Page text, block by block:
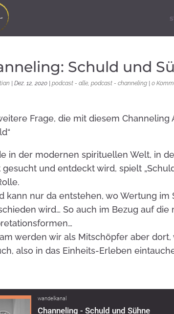
Schuld und
|Dez. 12, 2020 |podcast - alle,podcast - channeling |0
Frage, die mit diesem
in der modernen spirituellen Welt, in
gesucht und entdeckt wird, spielt
kann nur da entstehen, wo Wertung
wird… So auch im Bezug auf
werden wir als Mitschöpfer aber
also in das Einheits-Erleben